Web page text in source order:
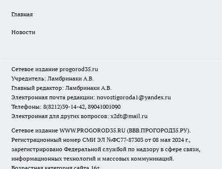
Главная
Новости
Сетевое издание progorod35.ru
Учредитель: Ламбринаки А.В.
Главный редактор: Ламбринаки А.В.
Электронная почта редакции: novostigoroda1@yandex.ru
Телефоны: 8(8212)39-14-42, 89041001090
Электронная для других вопросов: x2dt@mail.ru
Сетевое издание WWW.PROGOROD35.RU (ВВВ.ПРОГОРОД35.РУ).
Регистрационный номер СМИ ЭЛ №ФС77-87303 от 08 мая 2024 г.,
зарегистрировано Федеральной службой по надзору в сфере связи,
информационных технологий и массовых коммуникаций.